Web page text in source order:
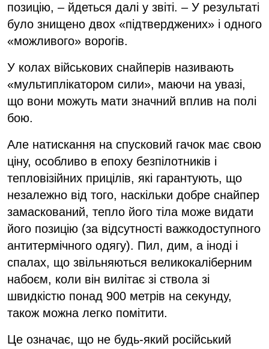
позицію, – йдеться далі у звіті. – У результаті
було знищено двох «підтверджених» і одного
«можливого» ворогів.
У колах військових снайперів називають
«мультиплікатором сили», маючи на увазі,
що вони можуть мати значний вплив на полі
бою.
Але натискання на спусковий гачок має свою
ціну, особливо в епоху безпілотників і
тепловізійних прицілів, які гарантують, що
незалежно від того, наскільки добре снайпер
замаскований, тепло його тіла може видати
його позицію (за відсутності важкодоступного
антитермічного одягу). Пил, дим, а іноді і
спалах, що звільняються великокаліберним
набоєм, коли він вилітає зі ствола зі
швидкістю понад 900 метрів на секунду,
також можна легко помітити.
Це означає, що не будь-який російський